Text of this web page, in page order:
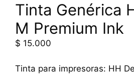
Tinta Genérica
M Premium Ink
$ 15.000
Tinta para impresoras: HH